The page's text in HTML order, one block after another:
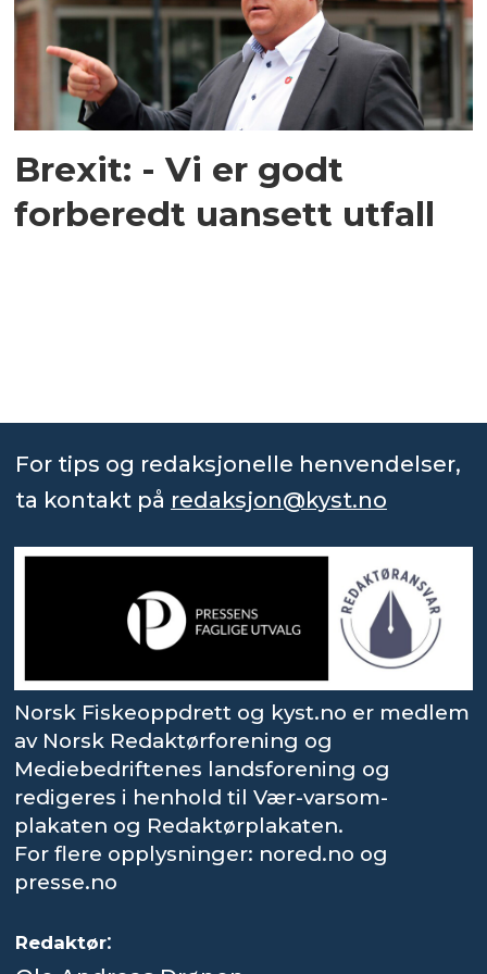
Brexit: - Vi er godt
forberedt uansett utfall
For tips og redaksjonelle henvendelser,
ta kontakt på redaksjon@kyst.no
Norsk Fiskeoppdrett og kyst.no er medlem
av Norsk Redaktørforening og
Mediebedriftenes landsforening og
redigeres i henhold til Vær-varsom-
plakaten og Redaktørplakaten.
For flere opplysninger: nored.no og
presse.no
Redaktør: